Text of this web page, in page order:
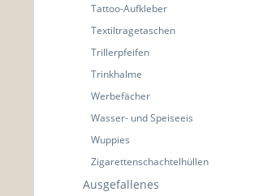
Tattoo-Aufkleber
Textiltragetaschen
Trillerpfeifen
Trinkhalme
Werbefächer
Wasser- und Speiseeis
Wuppies
Zigarettenschachtelhüllen
Ausgefallenes